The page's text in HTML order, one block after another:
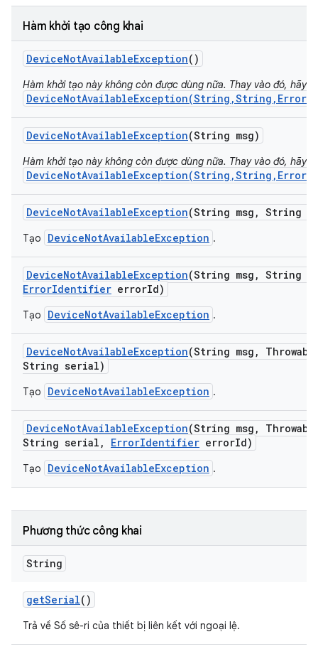
Hàm khởi tạo công khai
DeviceNotAvailableException()
Hàm khởi tạo này không còn được dùng nữa. Thay vào đó, hãy
DeviceNotAvailableException(String msg)
Hàm khởi tạo này không còn được dùng nữa. Thay vào đó, hãy
DeviceNotAvailableException(String msg , String
Tạo DeviceNotAvailableException .
DeviceNotAvailableException(String msg , String
ErrorIdentifier errorId)
Tạo DeviceNotAvailableException .
DeviceNotAvailableException(String msg ,
String serial)
Tạo DeviceNotAvailableException .
DeviceNotAvailableException(String msg ,
String serial , ErrorIdentifier errorId)
Tạo DeviceNotAvailableException .
Phương thức công khai
String
getSerial()
Trả về Số sê-ri của thiết bị liên kết với ngoại lệ.